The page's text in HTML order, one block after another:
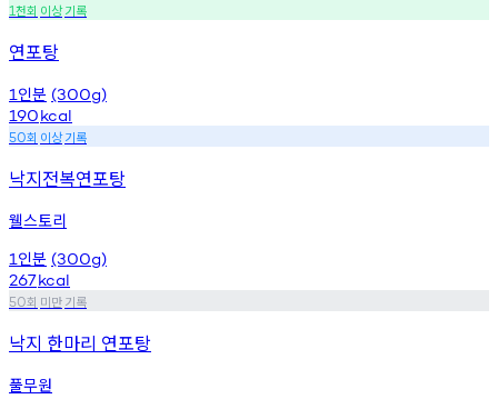
1천회 이상기록
연포탕
1 인분 (300g)
190kcal
50회 이상기록
낙지전복연포탕
웰스토리
1 인분 (300g)
267kcal
50회 미만기록
낙지 한마리 연포탕
풀무원